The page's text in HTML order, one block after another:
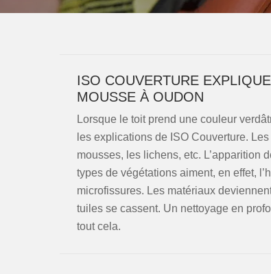
ISO COUVERTURE
MOUSSE À OUDON
Lorsque le toit prend une couleur
les explications de ISO Couverture.
mousses, les lichens, etc. L’apparition
types de végétations aiment, en effet,
microfissures. Les matériaux
tuiles se cassent. Un nettoyage en
tout cela.